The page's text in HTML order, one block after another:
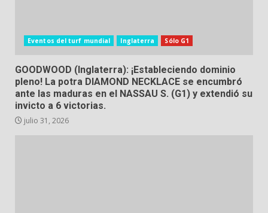
Eventos del turf mundial Inglaterra Sólo G1
GOODWOOD (Inglaterra): ¡Estableciendo dominio
pleno! La potra DIAMOND NECKLACE se encumbró
ante las maduras en el NASSAU S. (G1) y extendió su
invicto a 6 victorias.
julio 31, 2026